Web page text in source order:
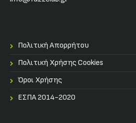
Πολιτική Απορρήτου
Πολιτική Χρήσης Cookies
Όροι Χρήσης
ΕΣΠΑ 2014-2020